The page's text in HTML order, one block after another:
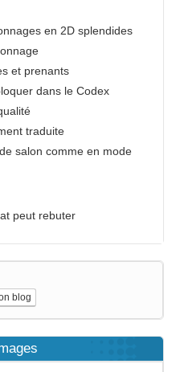
en 2D splendides
et prenants
dans le Codex
traduite
salon comme en mode
peut rebuter
blog